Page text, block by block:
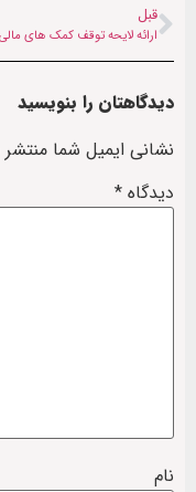
قبل
ارائه لایحه توقف کمک های
دیدگاهتان را بنویسید
نشانی ایمیل شما
دیدگاه *
نام